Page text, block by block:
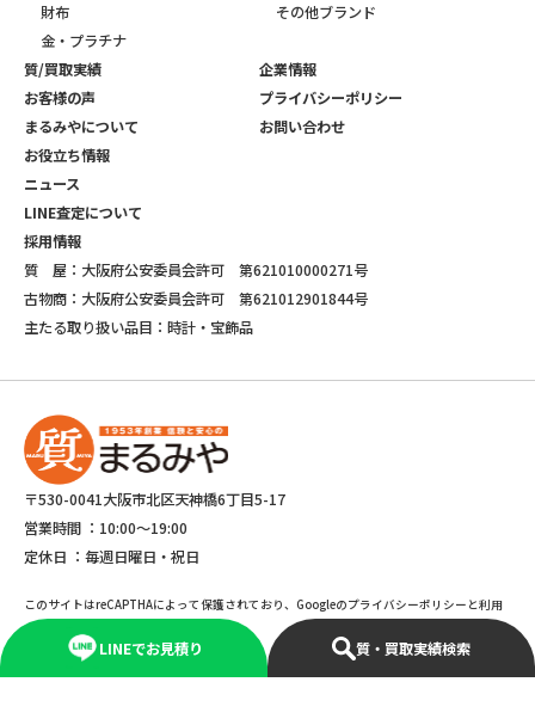
LINEでお見積り 質・買取実績検索
財布
金・プラチナ
その他ブランド
質/買取実績
お客様の声
まるみやについて
お役立ち情報
ニュース
LINE査定について
採用情報
企業情報
プライバシーポリシー
お問い合わせ
質 屋：大阪府公安委員会許可 第621010000271号
古物商：大阪府公安委員会許可 第621012901844号
主たる取り扱い品目：時計・宝飾品
〒530-0041大阪市北区天神橋6丁目5-17
営業時間 ： 10:00～19:00
定休日 ： 毎週日曜日・祝日
このサイトはreCAPTHAによって保護されており、Googleのプライバシーポリシーと利用
規約が適応されます。